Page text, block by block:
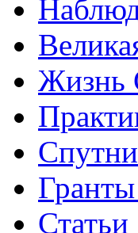
Жизнь
Статьи